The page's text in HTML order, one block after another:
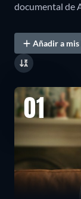
documental de
Añadir a mis
01